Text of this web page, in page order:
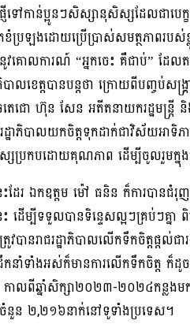
ញើទៅកាន់ប្អូនៗសិស្សានុសិស្សដែលជា
ប្រឡងដោយប្រើប្រាស់សមត្ថភាពរបស់
នូវគោលការណ៍ “អ្នកចេះ គឺជាប់” ដែ
ាលខេត្តបានបន្តថា ក្រោយពីបញ្ចប់
េជោ ហ៊ុន សែន អតីតនាយករដ្ឋមន្ត្រី
រដ្ឋាភិបាលយកចិត្តទុកដាក់ជាវិស័យអ
ប្រកបដោយគុណភាព ដើម្បីចូលរួមក្នុង
ះដែរ ឯកឧត្តម ម៉ៅ ធនិន ក៏ការបាន
ះ ដើម្បីទទួលបានទិន្ទេសល្អៗគ្រប់ៗគ្ន
វបានរាជរដ្ឋាភិបាលលើកទឹកចិត្តផ្ត
នាំទាំងអស់ក៏មានការលើកទឹកចិត្ត ក៏ដូ
កាលពីឆ្នាំសិក្សា២០២៣-២០២៤កន្ល
នួន ២,២១៦នាក់នៅទូទាំងប្រទេស។